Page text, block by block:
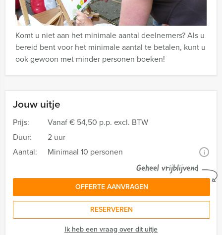
Jouw uitje
Prijs: Vanaf€ 54,50 p.p. excl. BTW
Duur:
2 uur
Aantal:
Minimaal 10 personen i
Geheel vrijblijvend
OFFERTE AANVRAGEN
RESERVEREN
Ik heb een vraag over dit uitje
Nederlands, maar ook in het Engels worden gehouden.
Komt u niet aan het minimale aantal deelnemers? Als u
bereid bent voor het minimale aantal te betalen, kunt u
ook gewoon met minder personen boeken!